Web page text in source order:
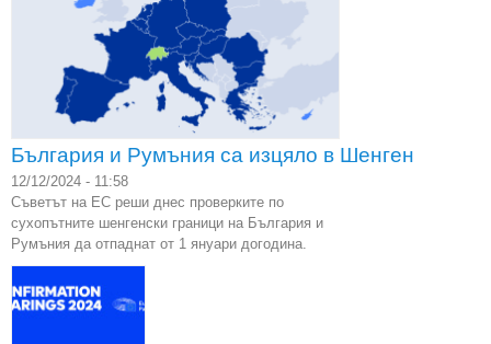
България и Румъния са изцяло в Шенген
12/12/2024 - 11:58
Съветът на ЕС реши днес проверките по
сухопътните шенгенски граници на България и
Румъния да отпаднат от 1 януари догодина.